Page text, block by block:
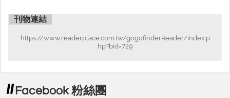
刊物連結
https://www.readerplace.com.tw/gogofinderReader/index.p
hp?bid=729
Facebook 粉絲團